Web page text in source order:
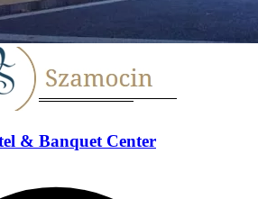
& Banquet Center